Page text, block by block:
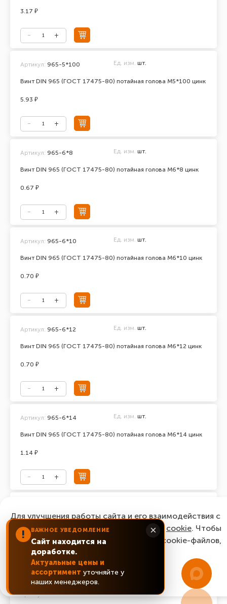
3.17 ₽
Винт DIN 965 (ГОСТ 17475-80) потайная голова М5*100 цинк
Артикул: 965-5*100 Ед. изм. шт.
5.93 ₽
Винт DIN 965 (ГОСТ 17475-80) потайная голова М6*8 цинк
Артикул: 965-6*8 Ед. изм. шт.
0.67 ₽
Винт DIN 965 (ГОСТ 17475-80) потайная голова М6*10 цинк
Артикул: 965-6*10 Ед. изм. шт.
0.70 ₽
Винт DIN 965 (ГОСТ 17475-80) потайная голова М6*12 цинк
Артикул: 965-6*12 Ед. изм. шт.
0.70 ₽
Винт DIN 965 (ГОСТ 17475-80) потайная голова М6*14 цинк
Артикул: 965-6*14 Ед. изм. шт.
1.14 ₽
Винт DIN 965 (ГОСТ 17475-80) потайная голова М6*16 цинк
0.87 ₽
Артикул: 965-6*20 Ед. изм. шт.
! ВАЖНОЕ УВЕДОМЛЕНИЕ
Сайт находится на
доработке.
Актуальные цены и
ассортимент уточняйте у
наших менеджеров.
×
Для улучшения работы сайта и его взаимодействия с
пользователями мы используем файлы cookie. Чтобы
согласиться с нашим использованием cookie-файлов,
нажмите “Ок, понятно!”
ОК, понятно!